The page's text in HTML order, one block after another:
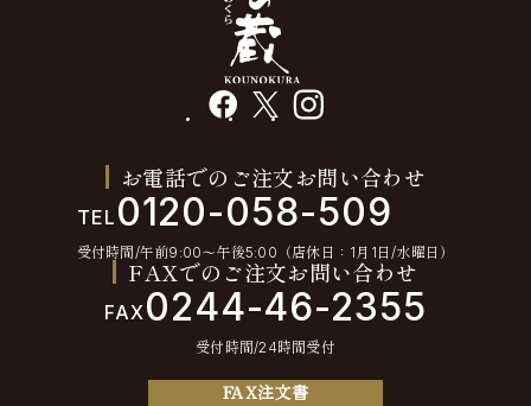
facebook instagram
お電話でのご注文お問い合わせ
TEL 0120-058-509
受付時間/午前9:00〜午後5:00（店休日：1月1日/水曜日）
FAXでのご注文お問い合わせ
FAX0244-46-2355
受付時間/24時間受付
FAX注文書